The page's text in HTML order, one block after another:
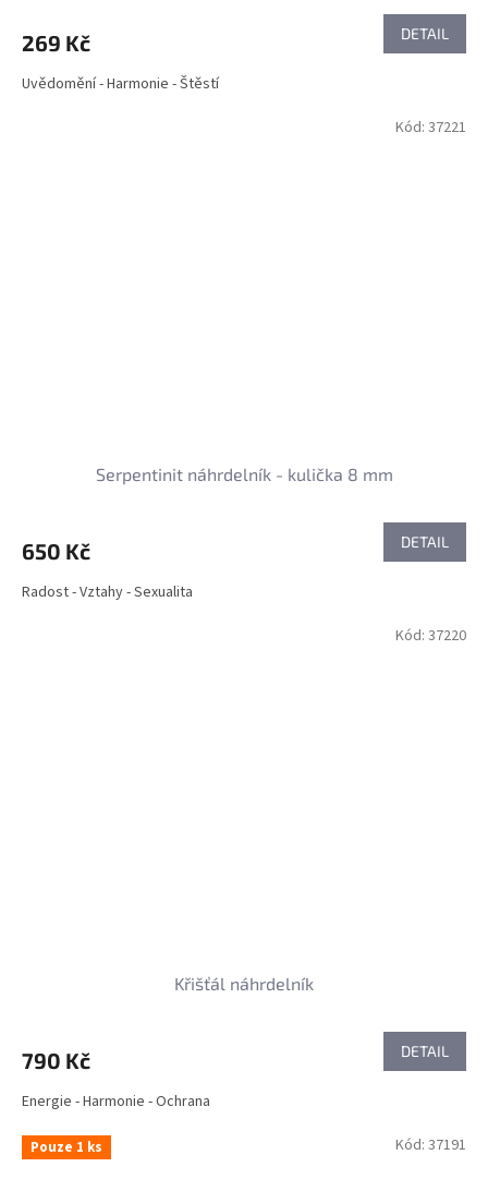
269 Kč DETAIL
Uvědomění - Harmonie - Štěstí
Serpentinit náhrdelník - kulička 8 mm
650 Kč DETAIL
Radost - Vztahy - Sexualita
Kód: 37221
Křišťál náhrdelník
790 Kč DETAIL
Energie - Harmonie - Ochrana
Kód: 37220
Pouze 1 ks Kód: 37191